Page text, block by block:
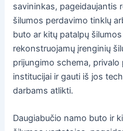
savininkas, pageidaujantis
šilumos perdavimo tinklų
buto ar kitų patalpų
rekonstruojamų įrenginių
prijungimo schema,
institucijai ir gauti iš jos
darbams atlikti.
Daugiabučio namo buto ir